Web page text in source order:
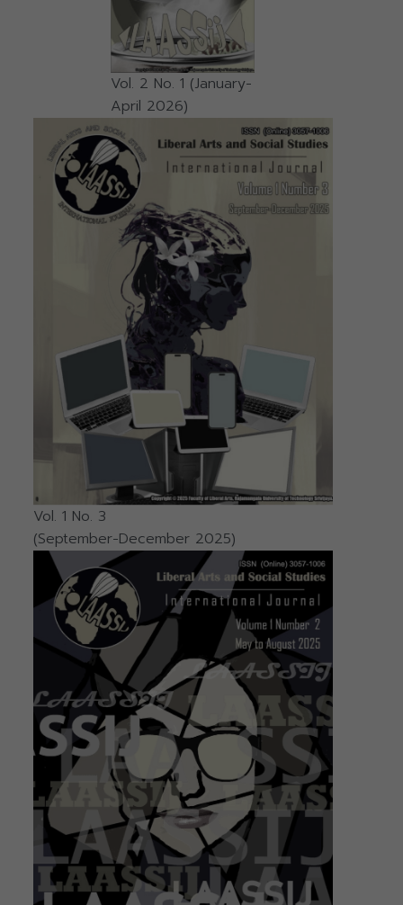
Vol. 2 No. 1 (January-
April 2026)
Vol. 1 No. 3
(September-December 2025)